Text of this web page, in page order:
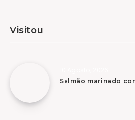
Visitou
Salmão marinado